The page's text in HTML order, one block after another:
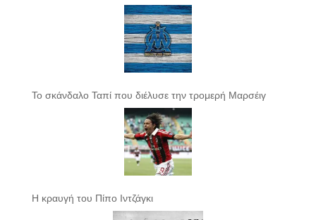
Το σκάνδαλο Ταπί που διέλυσε την τρομερή Μαρσέιγ
Η κραυγή του Πίπο Ιντζάγκι